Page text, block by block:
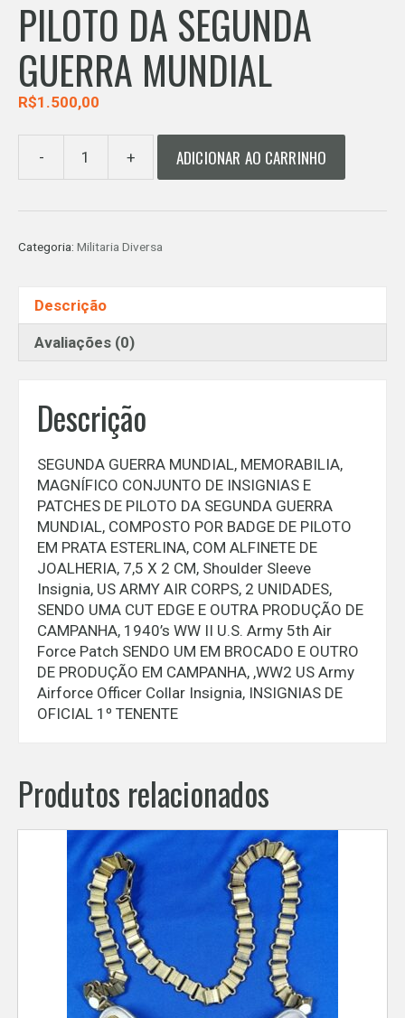
PILOTO DA SEGUNDA
GUERRA MUNDIAL
R$1.500,00
-
VENDIDO
SEGUNDA
MUNDIAL,
DA
SEGUNDA
GUERRA
MUNDIAL
quantidade
+ ADICIONAR AO CARRINHO
Categoria: Militaria Diversa
Descrição
Avaliações (0)
Descrição
SEGUNDA GUERRA MUNDIAL, MEMORABILIA,
MAGNÍFICO CONJUNTO DE INSIGNIAS E
PATCHES DE PILOTO DA SEGUNDA GUERRA
MUNDIAL, COMPOSTO POR BADGE DE PILOTO
EM PRATA ESTERLINA, COM ALFINETE DE
JOALHERIA, 7,5 X 2 CM, Shoulder Sleeve
Insignia, US ARMY AIR CORPS, 2 UNIDADES,
SENDO UMA CUT EDGE E OUTRA PRODUÇÃO DE
CAMPANHA, 1940’s WW II U.S. Army 5th Air
Force Patch SENDO UM EM BROCADO E OUTRO
DE PRODUÇÃO EM CAMPANHA, ,WW2 US Army
Airforce Officer Collar Insignia, INSIGNIAS DE
OFICIAL 1º TENENTE
Produtos relacionados